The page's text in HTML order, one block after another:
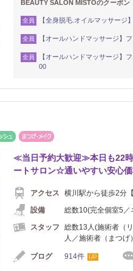
BEAUTY SALON MISTOのクーポン
全員 【全身脱毛.オイルマッサージ
全員 【オールハンドマッサージ】
全員
【オールハンドマッサージ】
00
リフレッシュ
≪当日予約大歓迎≫本日も22
ートサロン☆通いやすい安心価
アクセス
横川駅から徒歩2分
設備
総数10(完全個室5／
スタッフ
総数13人(施術者（
人／施術者（まつげ
ブログ 914件 UP